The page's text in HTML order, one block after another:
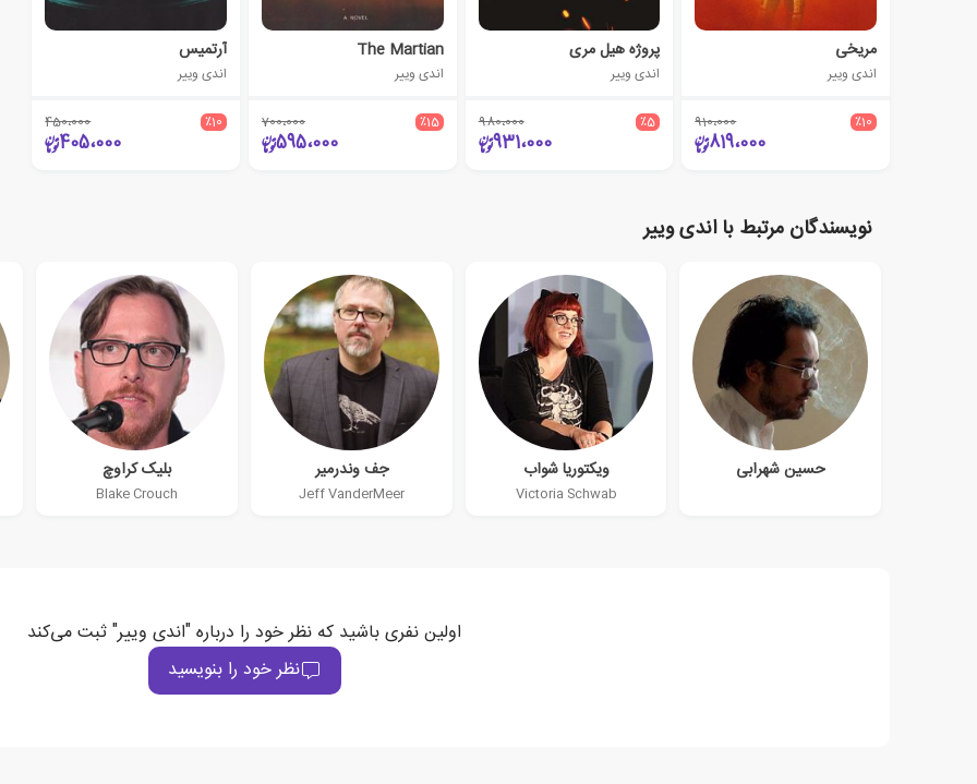
مریخی
اندی وییر
٪10 910،000
819،000
پروژه هیل مری
اندی وییر
٪5 980،000
931،000
The Martian
اندی وییر
٪15 700،000
595،000
آرتمیس
اندی وییر
٪10 450،000
405،000
نویسندگان مرتبط با اندی وییر
حسین شهرابی ویکتوریا شواب
Victoria Schwab
جف وندرمیر
Jeff VanderMeer
بلیک کراوچ
Blake Crouch
اولین نفری باشید که نظر خود را درباره "اندی وییر" ثبت می‌کند
نظر خود را بنویسید